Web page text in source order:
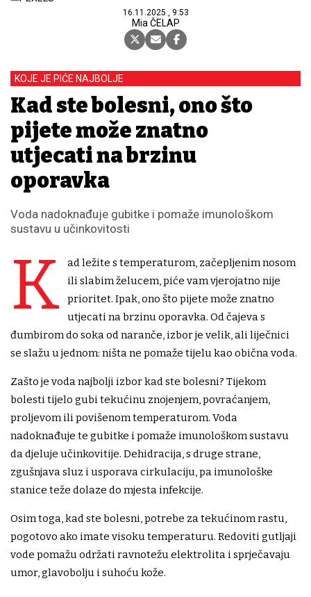
16.11.2025., 9:53
Mia ČELAP
KOJE JE PIĆE NAJBOLJE
Kad ste bolesni, ono što
pijete može znatno
utjecati na brzinu
oporavka
Voda nadoknađuje gubitke i pomaže imunološkom
sustavu u učinkovitosti
K
ad ležite s temperaturom, začepljenim nosom
ili slabim želucem, piće vam vjerojatno nije
prioritet. Ipak, ono što pijete može znatno
utjecati na brzinu oporavka. Od čajeva s
đumbirom do soka od naranče, izbor je velik, ali liječnici
se slažu u jednom: ništa ne pomaže tijelu kao obična voda.
Zašto je voda najbolji izbor kad ste bolesni? Tijekom
bolesti tijelo gubi tekućinu znojenjem, povraćanjem,
proljevom ili povišenom temperaturom. Voda
nadoknađuje te gubitke i pomaže imunološkom sustavu
da djeluje učinkovitije. Dehidracija, s druge strane,
zgušnjava sluz i usporava cirkulaciju, pa imunološke
stanice teže dolaze do mjesta infekcije.
Osim toga, kad ste bolesni, potrebe za tekućinom rastu,
pogotovo ako imate visoku temperaturu. Redoviti gutljaji
vode pomažu održati ravnotežu elektrolita i sprječavaju
umor, glavobolju i suhoću kože.